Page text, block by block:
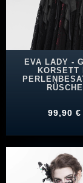
EVA LADY -
KORSETT
99,90 €